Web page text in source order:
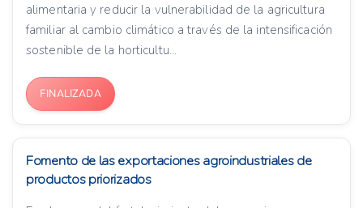
alimentaria y reducir la vulnerabilidad de la agricultura
familiar al cambio climático a través de la intensificación
sostenible de la horticultu...
FINALIZADA
Fomento de las exportaciones agroindustriales de
productos priorizados